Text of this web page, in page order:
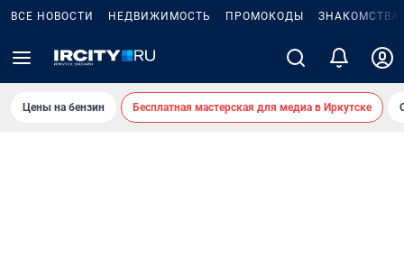
ВСЕ НОВОСТИ НЕДВИЖИМОСТЬ ПРОМОКОДЫ ЗНАКОМСТВА
Цены на бензин Бесплатная мастерская для медиа в Иркутске